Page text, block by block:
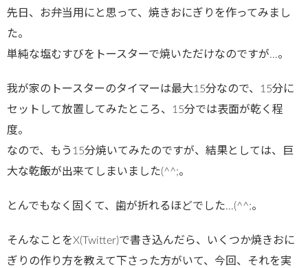
先日、お弁当用にと思って、焼きおにぎりを作ってみまし
た。
単純な塩むすびをトースターで焼いただけなのですが…。
我が家のトースターのタイマーは最大15分なので、15分に
セットして放置してみたところ、15分では表面が乾く程
度。
なので、もう15分焼いてみたのですが、結果としては、巨
大な乾飯が出来てしまいました(^^;。
とんでもなく固くて、歯が折れるほどでした…(^^;。
そんなことをX(Twitter)で書き込んだら、いくつか焼きおに
ぎりの作り方を教えて下さった方がいて、今回、それを実